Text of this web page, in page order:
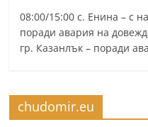
08:00/15:00 с. Енина – с
поради авария на
гр. Казанлък – поради
chudomir.eu